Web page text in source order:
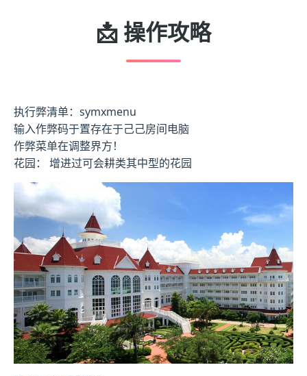
📩 操作攻略
执行弊清单：symxmenu
输入作弊码于置存在于己己房间电脑
作弊菜单在调整界方！
花园： 增进过可会耕类其中型的花园